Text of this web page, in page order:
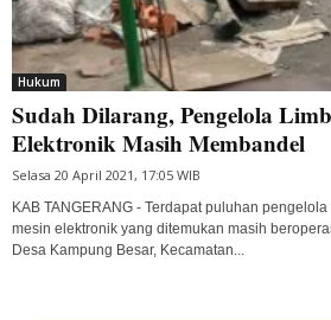
Hukum
Sudah Dilarang, Pengelola
Elektronik Masih Membandel
Selasa 20 April 2021, 17:05 WIB
KAB TANGERANG - Terdapat puluhan
mesin elektronik yang ditemukan masih
Desa Kampung Besar, Kecamatan...